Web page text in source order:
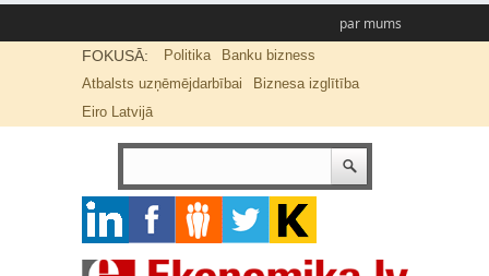
par mums
FOKUSĀ: Politika
Banku bizness
Atbalsts uzņēmējdarbībai
Biznesa izglītība
Eiro Latvijā